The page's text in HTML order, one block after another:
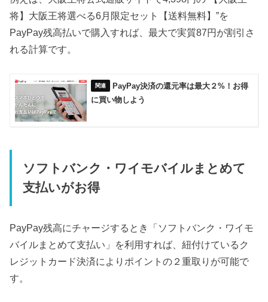
将】大阪王将選べる6月限定セット【送料無料】”を
PayPay残高払いで購入すれば、最大で実質87円が割引さ
れる計算です。
PayPay決済の還元率は最大２%！お得
に買い物しよう
ソフトバンク・ワイモバイルまとめて
支払いがお得
PayPay残高にチャージするとき「ソフトバンク・ワイモ
バイルまとめて支払い」を利用すれば、紐付けているク
レジットカード決済によりポイントの２重取りが可能で
す。